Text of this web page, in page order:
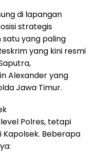
di lapangan
strategis
yang paling
yang kini resmi
Alexander yang
Jawa Timur.
Polres, tetapi
Kapolsek. Beberapa